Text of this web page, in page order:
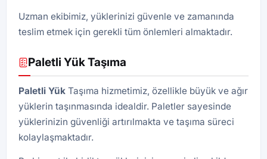
Uzman ekibimiz, yüklerinizi güvenle ve zamanında
teslim etmek için gerekli tüm önlemleri almaktadır.
Paletli Yük Taşıma
Paletli Yük Taşıma hizmetimiz, özellikle büyük ve ağır
yüklerin taşınmasında idealdir. Paletler sayesinde
yüklerinizin güvenliği artırılmakta ve taşıma süreci
kolaylaşmaktadır.